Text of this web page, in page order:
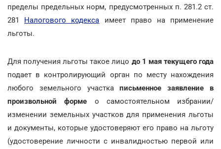
пределы предельных норм, предусмотренных п. 281.2 ст.
281 Налогового кодекса имеет право на применение
льготы.
Для получения льготы такое лицо до 1 мая текущего года
подает в контролирующий орган по месту нахождения
любого земельного участкаписьменное заявление в
произвольной форме о самостоятельном избрании/
изменении земельных участков для применения льготы
и документы, которые удостоверяют его право на льготу
(удостоверение личности с инвалидностью первой или